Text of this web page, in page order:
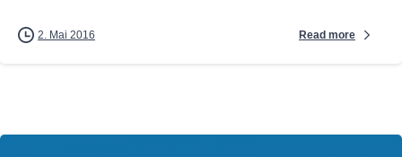
2. Mai 2016 Read more